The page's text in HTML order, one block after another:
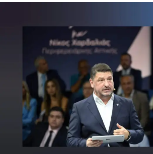
Π.Ε. ΔΥΤΙΚΟΥ ΤΟΜΕΑ
ΑΛΕΞΑΝΔΡΑΤΟΣ